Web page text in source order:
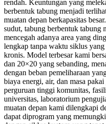
rendah. Keuntungan yang
berbentuk tabung menjadi
muatan depan berkapasitas
sudut, tabung berbentuk tabung
mencegah adanya area yang
lengkap tanpa waktu siklus
kronis. Model terbesar kami
dan 20×20 yang sebanding,
dengan beban pemeliharaan
biaya energi, air, dan masa
perguruan tinggi komunitas,
universitas, laboratorium
muatan depan kami dilengkapi
dapat diprogram yang